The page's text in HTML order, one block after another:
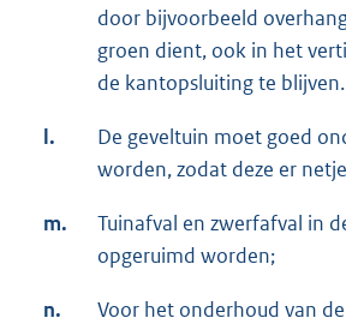
door bijvoorbeeld
groen dient, ook in het
de kantopsluiting te blijven.
l.
De geveltuin moet goed
worden, zodat deze er
m.
Tuinafval en zwerfafval in
opgeruimd worden;
n.
Voor het onderhoud van